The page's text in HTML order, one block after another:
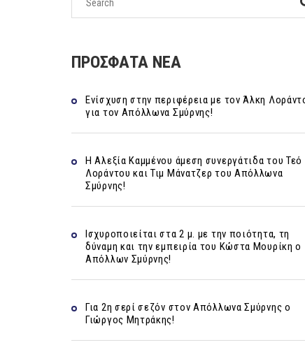
ΠΡΟΣΦΑΤΑ ΝΕΑ
Ενίσχυση στην περιφέρεια με τον Άλκη
για τον Απόλλωνα Σμύρνης!
Η Αλεξία Καμμένου άμεση συνεργάτιδα του Τεό
Λοράντου και Τιμ Μάνατζερ του Απόλλωνα
Σμύρνης!
Ισχυροποιείται στα 2 μ. με την ποιότητα, τη
δύναμη και την εμπειρία του Κώστα Μουρίκη ο
Απόλλων Σμύρνης!
Για 2η σερί σεζόν στον Απόλλωνα Σμύρνης ο
Γιώργος Μητράκης!